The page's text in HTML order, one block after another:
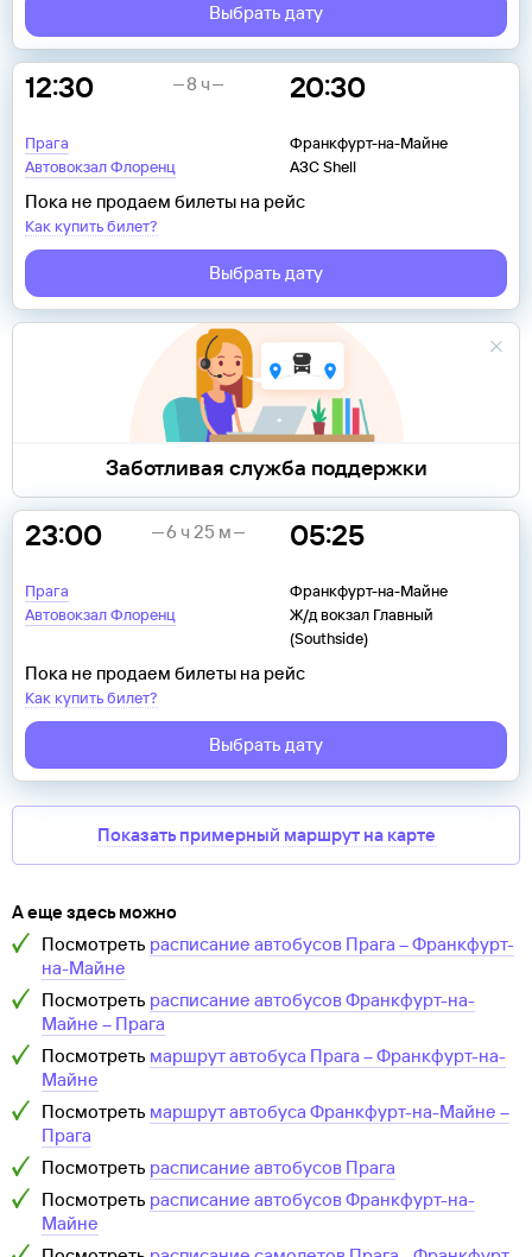
Выбрать дату
12:30
Прага
Автовокзал Флоренц
20:30
Франкфурт-на-Майне
АЗС Shell
8 ч
Пока не продаем билеты на рейс
Как купить билет?
Выбрать дату
Заботливая служба поддержки
23:00
Прага
Автовокзал Флоренц
05:25
Франкфурт-на-Майне
Ж/д вокзал Главный
(Southside)
6 ч 25 м
Пока не продаем билеты на рейс
Как купить билет?
Выбрать дату
Показать примерный маршрут на карте
А еще здесь можно
Посмотреть расписание автобусов Прага –Франкфурт-
на-Майне
Посмотреть расписание автобусовФранкфурт-на-
Майне – Прага
Посмотреть маршрут автобуса Прага –Франкфурт-на-
Майне
Посмотреть маршрут автобуса Франкфурт-на-Майне –
Прага
Посмотреть расписание автобусов Прага
Посмотреть расписание автобусовФранкфурт-на-
Майне